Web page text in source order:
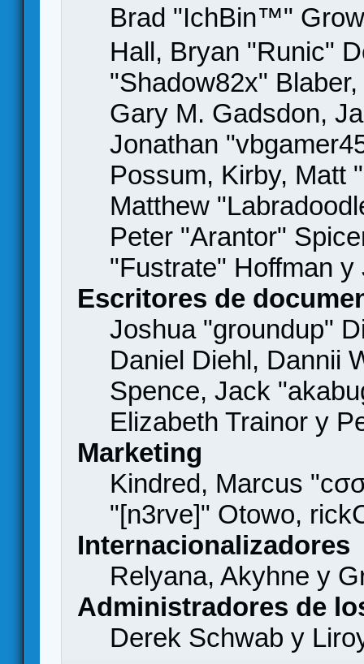
Brad "IchBin™"
Hall, Bryan "Runic"
"Shadow82x"
Gary M. Gadsdon,
Jonathan
Possum, Kirby, Matt
Matthew
Peter "Arantor"
"Fustrate" Hoffman
Escritores de
Joshua "groundup"
Daniel Diehl, Dannii
Spence, Jack
Elizabeth Trainor y
Marketing
Kindred, Marcus
"[n3rve]" Otowo,
Internacionalizadores
Relyana, Akyhne y
Administradores de
Derek Schwab y